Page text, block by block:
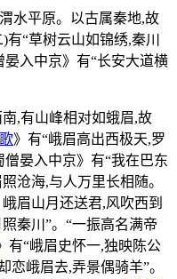
水平原。以古属秦地,故
有“草树云山如锦绣,秦川
入中京》有“长安大道横
,有山峰相对如蛾眉,故
》有“峨眉高出西极天,罗
晏入中京》有“我在巴东
沧海,与人万里长相随。
眉山月还送君,风吹西到
秦川”。“一振高名满帝
有“峨眉史怀一,独映陈公
恋峨眉去,弄景偶骑羊”。